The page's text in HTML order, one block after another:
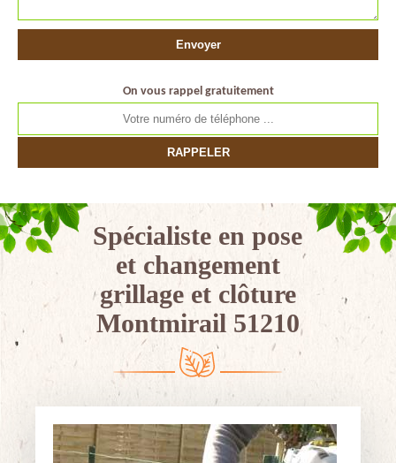
On vous rappel gratuitement
Spécialiste en pose
et changement
grillage et clôture
Montmirail 51210